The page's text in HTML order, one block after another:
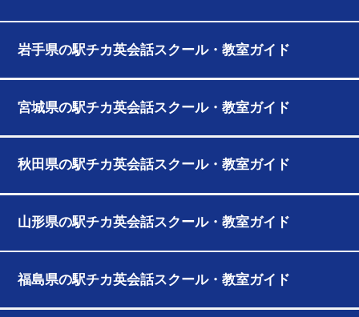
岩手県の駅チカ英会話スクール・教室ガイド
宮城県の駅チカ英会話スクール・教室ガイド
秋田県の駅チカ英会話スクール・教室ガイド
山形県の駅チカ英会話スクール・教室ガイド
福島県の駅チカ英会話スクール・教室ガイド